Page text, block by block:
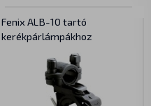
Fenix ALB-10 tartó
kerékpárlámpákhoz